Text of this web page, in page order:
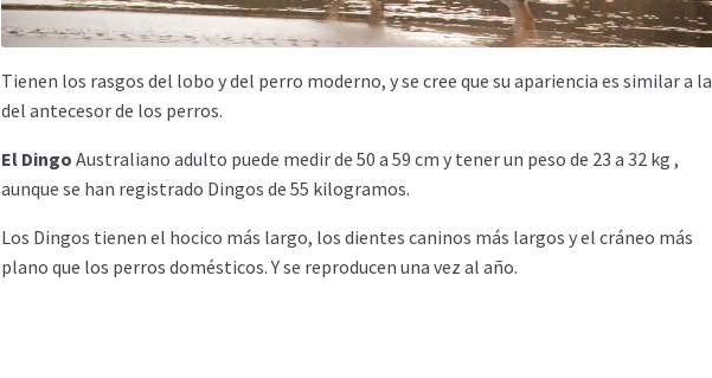
Tienen los rasgos del lobo y del perro moderno, y se cree que su apariencia es similar a la
del antecesor de los perros.
El Dingo Australiano adulto puede medir de 50 a 59 cm y tener un peso de 23 a 32 kg ,
aunque se han registrado Dingos de 55 kilogramos.
Los Dingos tienen el hocico más largo, los dientes caninos más largos y el cráneo más
plano que los perros domésticos. Y se reproducen una vez al año.